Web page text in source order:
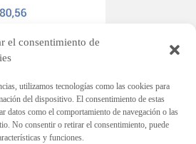
el consentimiento de
utilizamos tecnologías como las cookies para
del dispositivo. El consentimiento de estas
datos como el comportamiento de navegación o las
No consentir o retirar el consentimiento, puede
y funciones.
econòmica en els municipis